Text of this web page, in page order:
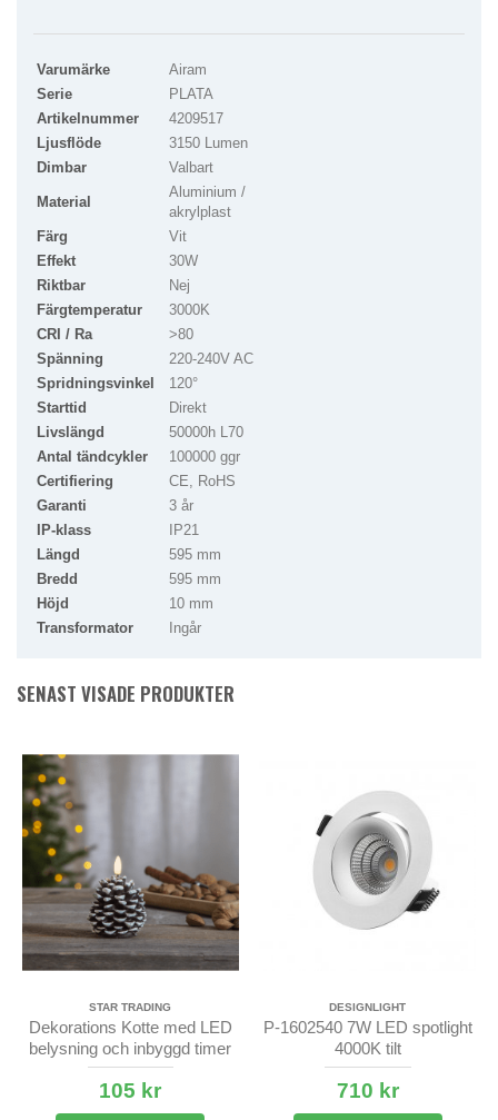
Varumärke
Airam
Serie
PLATA
Artikelnummer
4209517
Ljusflöde
3150 Lumen
Dimbar
Valbart
Material
Aluminium /
akrylplast
Färg
Vit
Effekt
30W
Riktbar
Nej
Färgtemperatur
3000K
CRI / Ra
>80
Spänning
220-240V AC
Spridningsvinkel
120°
Starttid
Direkt
Livslängd
50000h L70
Antal tändcykler
100000 ggr
Certifiering
CE, RoHS
Garanti
3 år
IP-klass
IP21
Längd
595 mm
Bredd
595 mm
Höjd
10 mm
Transformator
Ingår
SENAST VISADE PRODUKTER
STAR TRADING
Dekorations Kotte med LED
belysning och inbyggd timer
105 kr
DESIGNLIGHT
P-1602540 7W LED spotlight
4000K tilt
710 kr